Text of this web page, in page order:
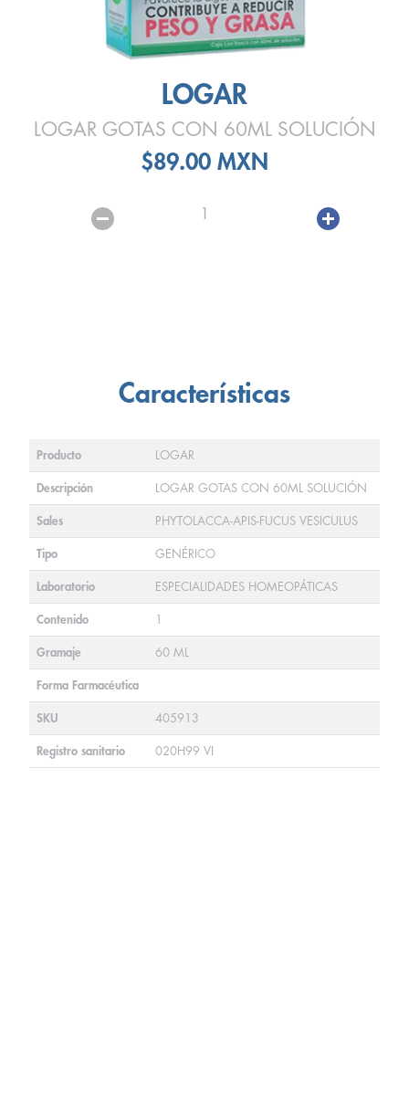
LOGAR
LOGAR GOTAS CON 60ML SOLUCIÓN
$89.00 MXN
1
Características
Producto LOGAR
Descripción LOGAR GOTAS CON 60ML SOLUCIÓN
Sales PHYTOLACCA-APIS-FUCUS VESICULUS
Tipo GENÉRICO
Laboratorio ESPECIALIDADES HOMEOPÁTICAS
Contenido 1
Gramaje 60 ML
Forma Farmacéutica
SKU 405913
Registro sanitario 020H99 VI